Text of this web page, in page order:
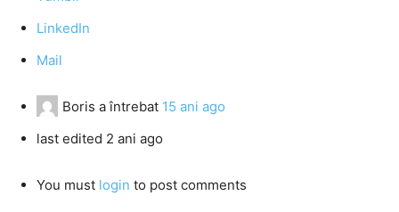
LinkedIn
Mail
Boris a întrebat 15 ani ago
last edited 2 ani ago
You must login to post comments